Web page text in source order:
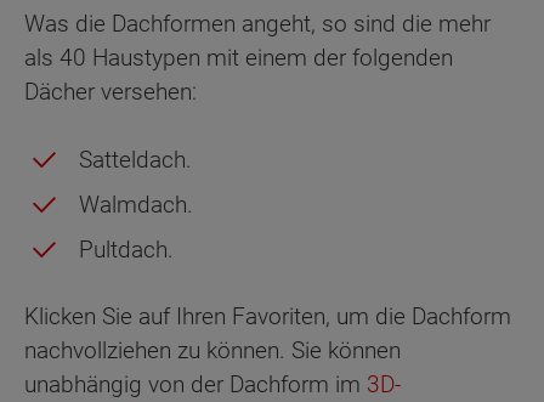
Was die Dachformen angeht, so sind die mehr
als 40 Haustypen mit einem der folgenden
Dächer versehen:
Satteldach.
Walmdach.
Pultdach.
Klicken Sie auf Ihren Favoriten, um die Dachform
nachvollziehen zu können. Sie können
unabhängig von der Dachform im 3D-